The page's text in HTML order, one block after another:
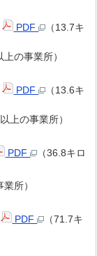
PDF
（13.7キ
の事業所）
PDF
（13.6キ
の事業所）
PDF
（36.8キロ
所）
PDF
（71.7キ